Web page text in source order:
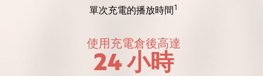
單次充電的播放時間1
使用充電倉後高達
24 小時